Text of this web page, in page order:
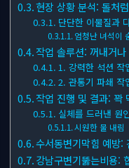
현장 상황 분석: 돌처
단단한 이물질과
엄청난 녀석이
작업 솔루션: 꺼내거
1. 강력한 석션 작
2. 관통기 파쇄 작
작업 진행 및 결과: 꽉
실체를 드러낸 원
시원한 물 내림
수서동변기막힘 예방:
강남구변기뚫는비용: